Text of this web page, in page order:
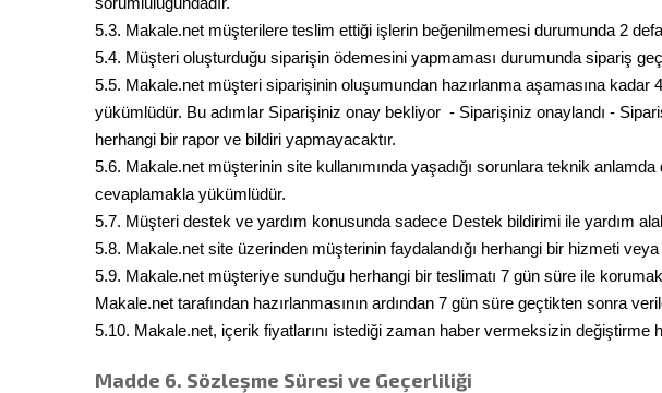
5.3. Makale.net müşterilere teslim ettiği işlerin beğenilmemesi durumunda 2
5.4. Müşteri oluşturduğu siparişin ödemesini yapmaması durumunda sipariş
5.5. Makale.net müşteri siparişinin oluşumundan hazırlanma aşamasına kadar
yükümlüdür. Bu adımlar Siparişiniz onay bekliyor - Siparişiniz onaylandı -
herhangi bir rapor ve bildiri yapmayacaktır.
5.6. Makale.net müşterinin site kullanımında yaşadığı sorunlara teknik
cevaplamakla yükümlüdür.
5.7. Müşteri destek ve yardım konusunda sadece Destek bildirimi ile yardım
5.8. Makale.net site üzerinden müşterinin faydalandığı herhangi bir hizmeti
5.9. Makale.net müşteriye sunduğu herhangi bir teslimatı 7 gün süre ile
Makale.net tarafından hazırlanmasının ardından 7 gün süre geçtikten sonra
5.10. Makale.net, içerik fiyatlarını istediği zaman haber vermeksizin değiştirme
Madde 6. Sözleşme Süresi ve Geçerliliği